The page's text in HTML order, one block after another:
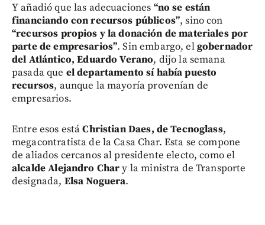
Y añadió que las adecuaciones “no se están
financiando con recursos públicos”, sino con
“recursos propios y la donación de materiales por
parte de empresarios”. Sin embargo, elgobernador
del Atlántico, Eduardo Verano, dijo la semana
pasada que el departamento sí había puesto
recursos, aunque la mayoría provenían de
empresarios.
Entre esos estáChristian Daes, de Tecnoglass,
megacontratista de la Casa Char. Esta se compone
de aliados cercanos al presidente electo, como el
alcalde Alejandro Chary la ministra de Transporte
designada, Elsa Noguera.